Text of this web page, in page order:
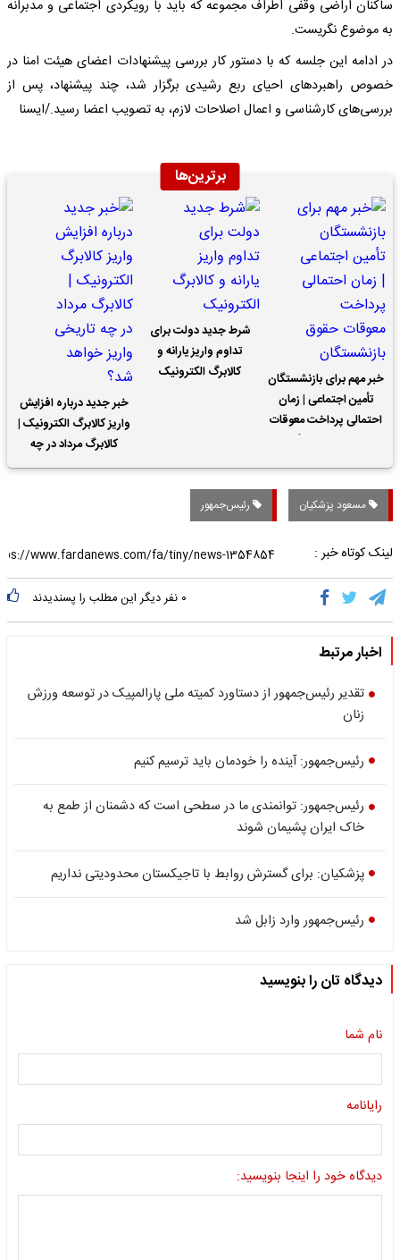
ساکنان اراضی وقفی اطراف مجموعه که باید با رویکردی اجتماعی و مدبرانه
به موضوع نگریست.
در ادامه این جلسه که با دستور کار بررسی پیشنهادات اعضای هیئت امنا در
خصوص راهبردهای احیای ربع رشیدی برگزار شد، چند پیشنهاد، پس از
بررسی‌های کارشناسی و اعمال اصلاحات لازم، به تصویب اعضا رسید./ایسنا
برترین‌ها
خبر مهم برای بازنشستگان
تأمین اجتماعی | زمان
احتمالی پرداخت معوقات
شرط جدید دولت برای
تداوم واریز یارانه و
کالابرگ الکترونیک
خبر جدید درباره افزایش
واریز کالابرگ الکترونیک |
کالابرگ مرداد در چه
تاریخی واریز خواهد شد؟
مسعود پزشکیان رئیس‌جمهور
لینک کوتاه خبر :
۰ نفر دیگر این مطلب را پسندیدند
اخبار مرتبط
تقدیر رئیس‌جمهور از دستاورد کمیته ملی پارالمپیک در توسعه ورزش
زنان
رئیس‌جمهور: آینده را خودمان باید ترسیم کنیم
رئیس‌جمهور: توانمندی ما در سطحی است که دشمنان از طمع به
خاک ایران پشیمان شوند
پزشکیان: برای گسترش روابط با تاجیکستان محدودیتی نداریم
رئیس‌جمهور وارد زابل شد
دیدگاه تان را بنویسید
نام شما
رایانامه
دیدگاه خود را اینجا بنویسید: